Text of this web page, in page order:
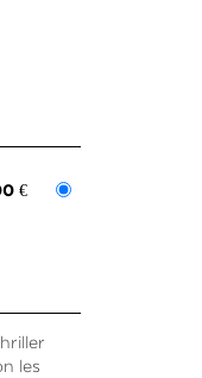
€
les